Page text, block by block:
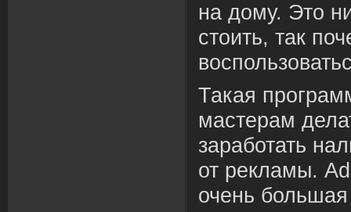
на дому. Это
стоить, так
Такая
мастерам
заработать
от рекламы.
очень